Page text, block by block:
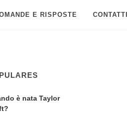
E RISPOSTE
è nata Taylor